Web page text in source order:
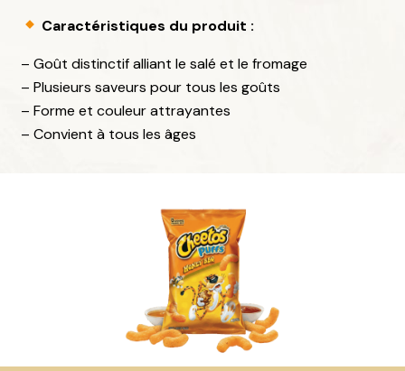
Caractéristiques du produit :
– Goût distinctif alliant le salé et le fromage
– Plusieurs saveurs pour tous les goûts
– Forme et couleur attrayantes
– Convient à tous les âges